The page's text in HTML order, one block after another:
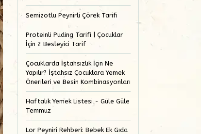
Semizotlu Peynirli Çörek Tarifi
Proteinli Puding Tarifi | Çocuklar
İçin 2 Besleyici Tarif
Çocuklarda İştahsızlık İçin Ne
Yapılır? İştahsız Çocuklara Yemek
Önerileri ve Besin Kombinasyonları
Haftalık Yemek Listesi - Güle Güle
Temmuz
Lor Peyniri Rehberi: Bebek Ek Gıda